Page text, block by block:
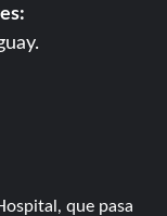
que pasa